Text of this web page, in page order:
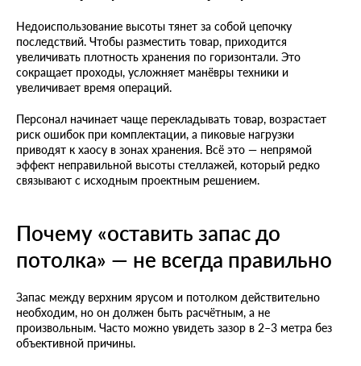
Недоиспользование высоты тянет за собой цепочку
последствий. Чтобы разместить товар, приходится
увеличивать плотность хранения по горизонтали. Это
сокращает проходы, усложняет манёвры техники и
увеличивает время операций.
Персонал начинает чаще перекладывать товар, возрастает
риск ошибок при комплектации, а пиковые нагрузки
приводят к хаосу в зонах хранения. Всё это — непрямой
эффект неправильной высоты стеллажей, который редко
связывают с исходным проектным решением.
Почему «оставить запас до
потолка» — не всегда правильно
Запас между верхним ярусом и потолком действительно
необходим, но он должен быть расчётным, а не
произвольным. Часто можно увидеть зазор в 2–3 метра без
объективной причины.